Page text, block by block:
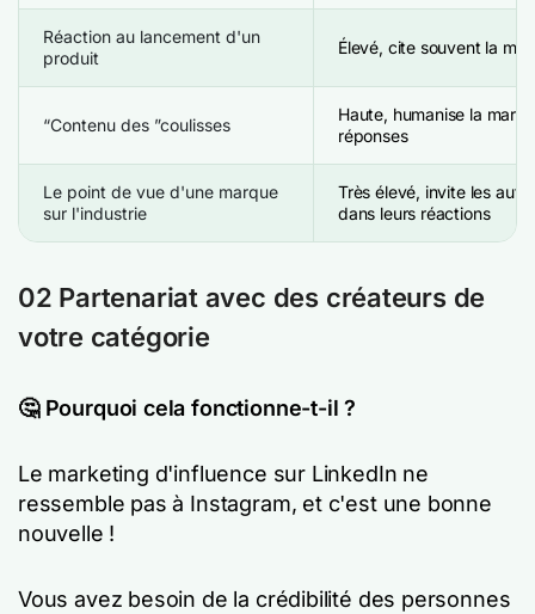
Réaction au lancement d'un
produit
Élevé, cite souvent la
“Contenu des ”coulisses
Haute, humanise la
réponses
Le point de vue d'une marque
sur l'industrie
Très élevé, invite les
dans leurs réactions
02 Partenariat avec des créateurs de
votre catégorie
🤔 Pourquoi cela fonctionne-t-il ?
Le marketing d'influence sur LinkedIn ne
ressemble pas à Instagram, et c'est une bonne
nouvelle !
Vous avez besoin de la crédibilité des personnes